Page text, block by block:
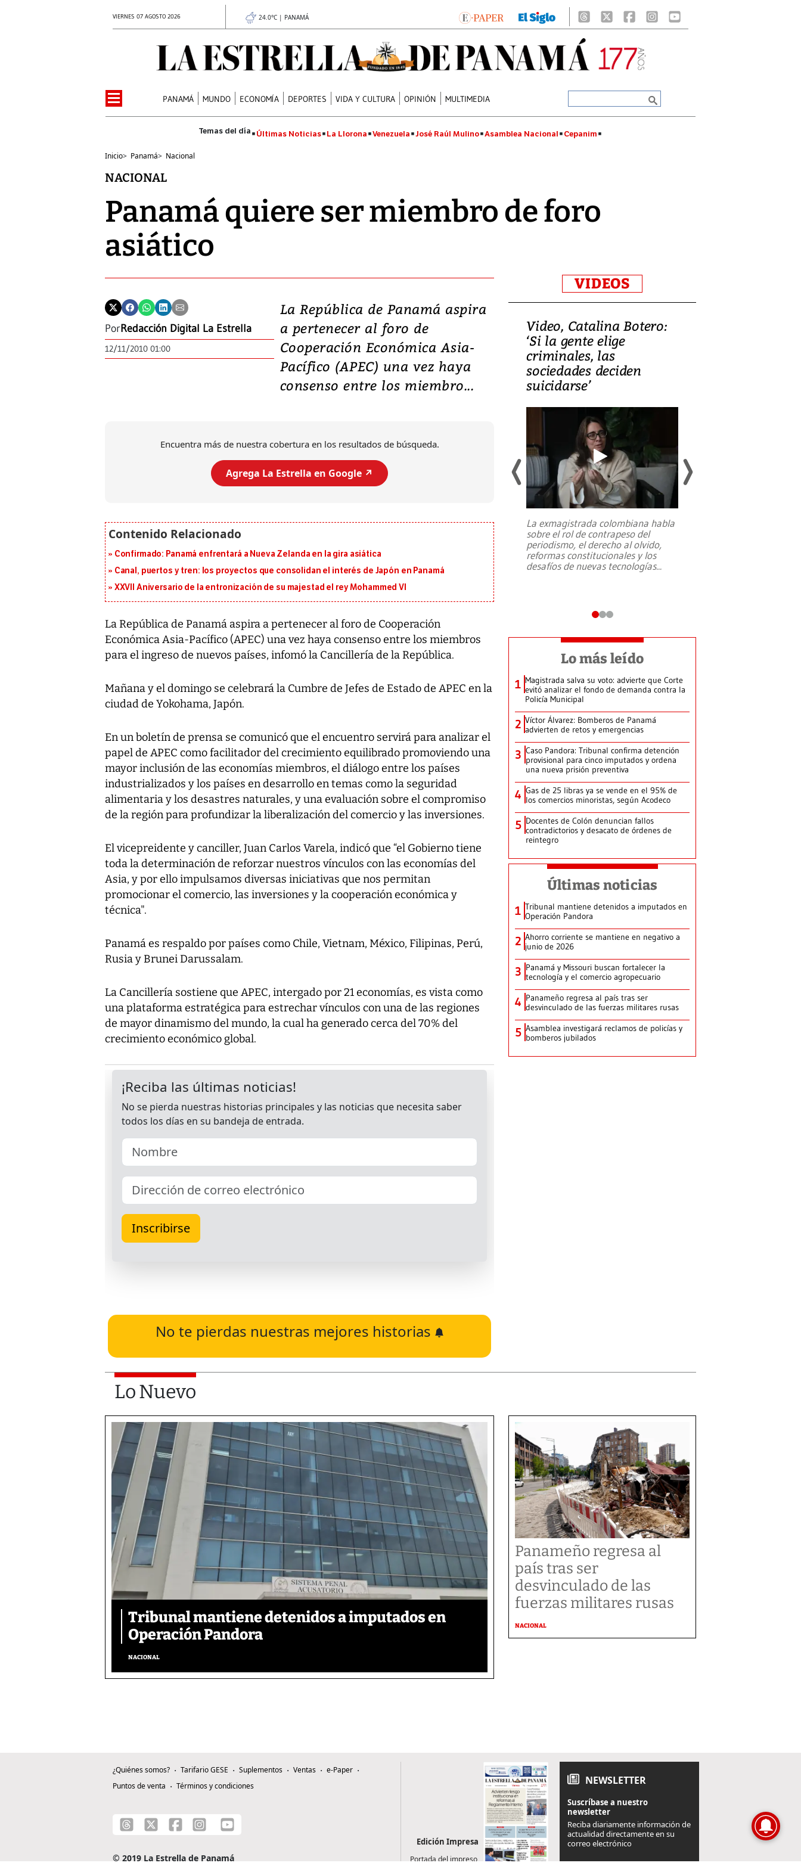
VIERNES 07 AGOSTO 2026 24.0°C | PANAMÁ
PANAMÁ MUNDO ECONOMÍA DEPORTES VIDA Y CULTURA OPINIÓN MULTIMEDIA
Últimas Noticias La Llorona Venezuela José Raúl Mulino Asamblea Nacional Cepanim
Inicio> Panamá> Nacional
NACIONAL
Panamá quiere ser miembro de foro
asiático
PorRedacción Digital La Estrella
12/11/2010 01:00
La República de Panamá aspira
a pertenecer al foro de
Cooperación Económica Asia-
Pacífico (APEC) una vez haya
consenso entre los miembro...
Encuentra más de nuestra cobertura en los resultados de búsqueda.
Agrega La Estrella en Google ↗️
Confirmado: Panamá enfrentará a Nueva Zelanda en la gira asiática
Canal, puertos y tren: los proyectos que consolidan el interés de Japón en Panamá
XXVII Aniversario de la entronización de su majestad el rey Mohammed VI
La República de Panamá aspira a pertenecer al foro de Cooperación
Económica Asia-Pacífico (APEC) una vez haya consenso entre los miembros
para el ingreso de nuevos países, infomó la Cancillería de la República.
Mañana y el domingo se celebrará la Cumbre de Jefes de Estado de APEC en la
ciudad de Yokohama, Japón.
En un boletín de prensa se comunicó que el encuentro servirá para analizar el
papel de APEC como facilitador del crecimiento equilibrado promoviendo una
mayor inclusión de las economías miembros, el diálogo entre los países
industrializados y los países en desarrollo en temas como la seguridad
alimentaria y los desastres naturales, y una evaluación sobre el compromiso
de la región para profundizar la liberalización del comercio y las inversiones.
El vicepreidente y canciller, Juan Carlos Varela, indicó que “el Gobierno tiene
toda la determinación de reforzar nuestros vínculos con las economías del
Asia, y por ello impulsamos diversas iniciativas que nos permitan
promocionar el comercio, las inversiones y la cooperación económica y
técnica".
Panamá es respaldo por países como Chile, Vietnam, México, Filipinas, Perú,
Rusia y Brunei Darussalam.
La Cancillería sostiene que APEC, intergado por 21 economías, es vista como
una plataforma estratégica para estrechar vínculos con una de las regiones
de mayor dinamismo del mundo, la cual ha generado cerca del 70% del
crecimiento económico global.
No te pierdas nuestras mejores historias
VIDEOS
Video, Japón: Terremoto
deja heridos y graves
daños en Kumamoto
al sur de Japón, provocando una
Video, Catalina Botero:
‘Si la gente elige
criminales, las
sociedades deciden
suicidarse’
La exmagistrada colombiana habla
sobre el rol de contrapeso del
periodismo, el derecho al olvido,
reformas constitucionales y los
desafíos de nuevas tecnologías...
Lo más leído
1 Magistrada salva su voto: advierte que Corte
evitó analizar el fondo de demanda contra la
Policía Municipal
2 Víctor Álvarez: Bomberos de Panamá
advierten de retos y emergencias
3 Caso Pandora: Tribunal confirma detención
provisional para cinco imputados y ordena
una nueva prisión preventiva
4 Gas de 25 libras ya se vende en el 95% de
los comercios minoristas, según Acodeco
5 Docentes de Colón denuncian fallos
contradictorios y desacato de órdenes de
reintegro
Últimas noticias
1 Tribunal mantiene detenidos a imputados en
Operación Pandora
2 Ahorro corriente se mantiene en negativo a
junio de 2026
3 Panamá y Missouri buscan fortalecer la
tecnología y el comercio agropecuario
4 Panameño regresa al país tras ser
desvinculado de las fuerzas militares rusas
5 Asamblea investigará reclamos de policías y
bomberos jubilados
Lo Nuevo
Tribunal mantiene detenidos a imputados en
Operación Pandora
NACIONAL
Panameño regresa al
país tras ser
desvinculado de las
fuerzas militares rusas
NACIONAL
¿Quiénes somos? Tarifario GESE Suplementos Ventas
e-Paper
Puntos de venta
Términos y condiciones
© 2019 La Estrella de Panamá
Edición Impresa
Portada del impreso
NEWSLETTER
Suscríbase a nuestro
newsletter
Reciba diariamente información de
actualidad directamente en su
correo electrónico